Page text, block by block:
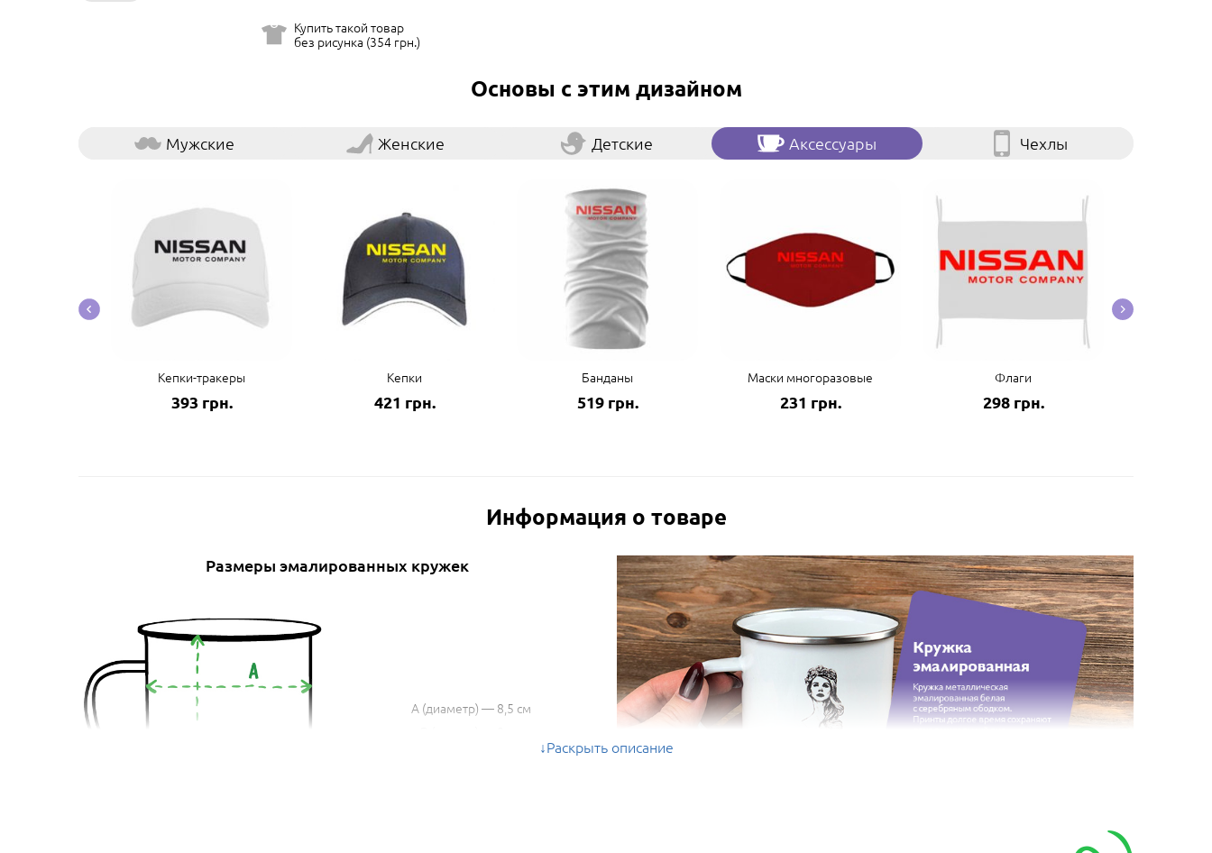
Купить такой товар
без рисунка (354 грн.)
Основы с этим дизайном
Мужские Женские Детские Аксессуары Чехлы
Кепки-тракеры
393 грн.
Кепки
421 грн.
Банданы
519 грн.
Маски многоразовые
231 грн.
Флаги
298 грн.
Информация о товаре
Размеры эмалированных кружек
A (диаметр) — 8,5 см
Раскрыть описание